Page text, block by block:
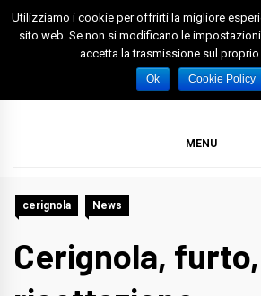
Skip
Spazio Foggia
Foggia News Calcio Eventi e
MENU
cerignola News
Cerignola, furto,
Utilizziamo i cookie per offrirti la migliore
sito web. Se non si modificano le
accetta la trasmissione sul
Ok Cookie Policy